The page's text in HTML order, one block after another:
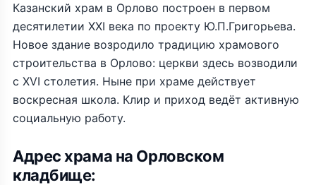
Казанский храм в Орлово построен в первом
десятилетии XXI века по проекту Ю.П.Григорьева.
Новое здание возродило традицию храмового
строительства в Орлово: церкви здесь возводили
с XVI столетия. Ныне при храме действует
воскресная школа. Клир и приход ведёт активную
социальную работу.
Адрес храма на Орловском
кладбище: